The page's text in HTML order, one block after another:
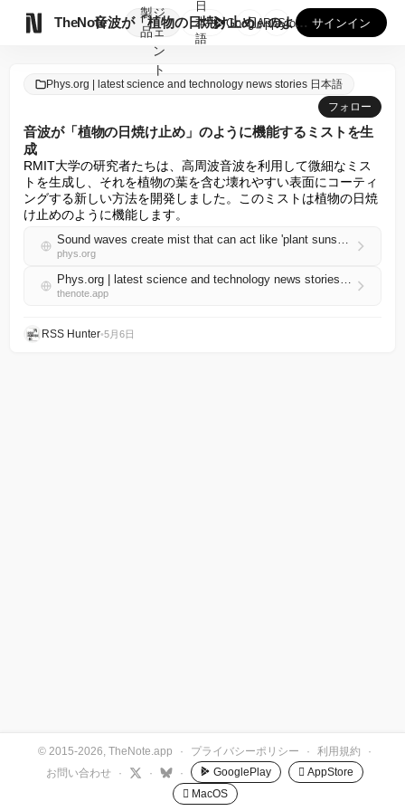
TheNote
製
品
ジ
ェ
ン
ト
音波が「植物の日焼け止め」のように機能するミストを生成
日
本
語
GooglePlay
AppStore サインイン
Phys.org | latest science and technology news stories 日本語
フォロー
音波が「植物の日焼け止め」のように機能するミストを生
成
RMIT大学の研究者たちは、高周波音波を利用して微細なミス
トを生成し、それを植物の葉を含む壊れやすい表面にコーティ
ングする新しい方法を開発しました。このミストは植物の日焼
け止めのように機能します。
Sound waves create mist that can act like 'plant sunscreen'
phys.org
Phys.org | latest science and technology news stories 日本語 RSS
thenote.app
RSS Hunter•5月6日
© 2015-2026, TheNote.app · プライバシーポリシー · 利用規約
·
お問い合わせ
· · · GooglePlay
 AppStore
 MacOS